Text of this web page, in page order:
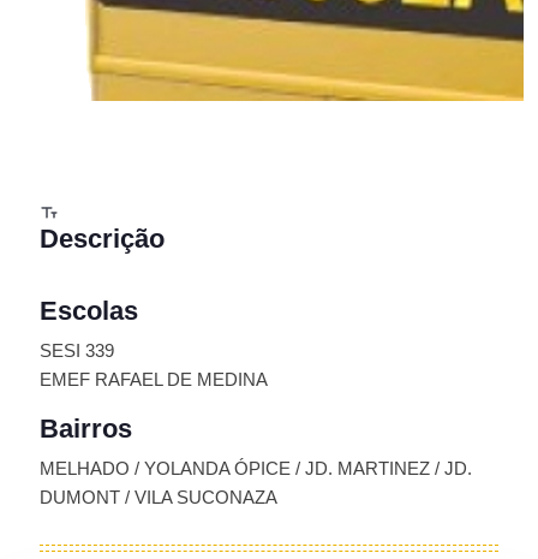
Descrição
Escolas
SESI 339
EMEF RAFAEL DE MEDINA
Bairros
MELHADO / YOLANDA ÓPICE / JD. MARTINEZ / JD.
DUMONT / VILA SUCONAZA